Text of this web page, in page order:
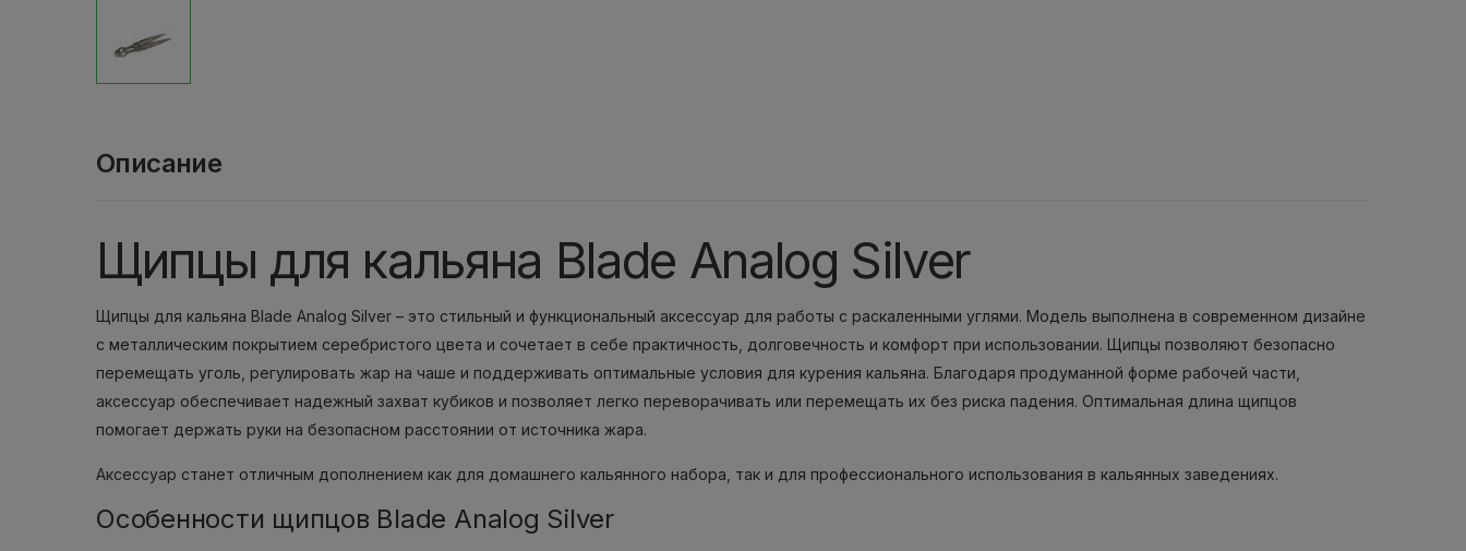
Описание
Щипцы для кальяна Blade Analog Silver
Щипцы для кальяна Blade Analog Silver – это стильный и функциональный аксессуар для работы с раскаленными углями. Модель выполнена в современном дизайне
с металлическим покрытием серебристого цвета и сочетает в себе практичность, долговечность и комфорт при использовании. Щипцы позволяют безопасно
перемещать уголь, регулировать жар на чаше и поддерживать оптимальные условия для курения кальяна. Благодаря продуманной форме рабочей части,
аксессуар обеспечивает надежный захват кубиков и позволяет легко переворачивать или перемещать их без риска падения. Оптимальная длина щипцов
помогает держать руки на безопасном расстоянии от источника жара.
Аксессуар станет отличным дополнением как для домашнего кальянного набора, так и для профессионального использования в кальянных заведениях.
Особенности щипцов Blade Analog Silver